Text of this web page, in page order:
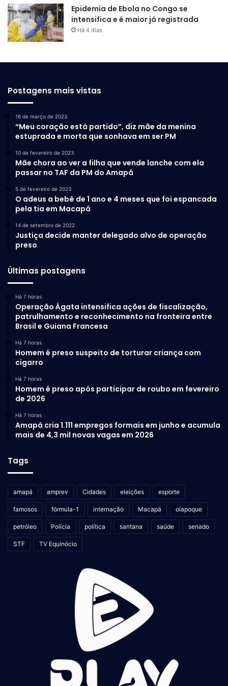
Epidemia de Ebola no Congo se
intensifica e é maior já registrada
Há 4 dias
Postagens mais vistas
16 de março de 2023
“Meu coração está partido”, diz mãe da menina
estuprada e morta que sonhava em ser PM
10 de fevereiro de 2023
Mãe chora ao ver a filha que vende lanche com ela
passar no TAF da PM do Amapá
5 de fevereiro de 2023
O adeus a bebê de 1 ano e 4 meses que foi espancada
pela tia em Macapá
14 de setembro de 2022
Justiça decide manter delegado alvo de operação
preso
Últimas postagens
Há 7 horas
Operação Ágata intensifica ações de fiscalização,
patrulhamento e reconhecimento na fronteira entre
Brasil e Guiana Francesa
Há 7 horas
Homem é preso suspeito de torturar criança com
cigarro
Há 7 horas
Homem é preso após participar de roubo em fevereiro
de 2026
Há 7 horas
Amapá cria 1.111 empregos formais em junho e acumula
mais de 4,3 mil novas vagas em 2026
Tags
amapá amprev Cidades eleições esporte
famosos fórmula-1 internação Macapá oiapoque
petróleo Polícia política santana saúde senado
STF TV Equinócio